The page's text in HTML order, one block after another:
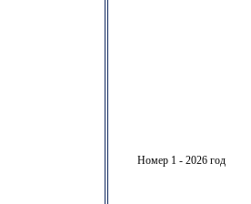
Номер 1 - 2026 год